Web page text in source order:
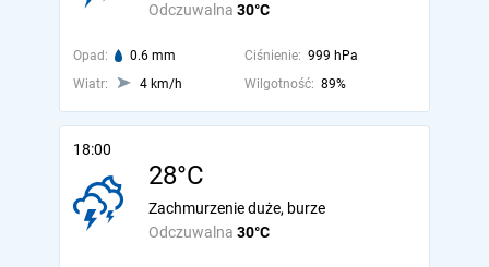
Odczuwalna 30°C
Opad: 0.6 mm Ciśnienie: 999 hPa
Wiatr:
4 km/h Wilgotność: 89%
18:00
28°C
Odczuwalna 30°C
Zachmurzenie duże, burze